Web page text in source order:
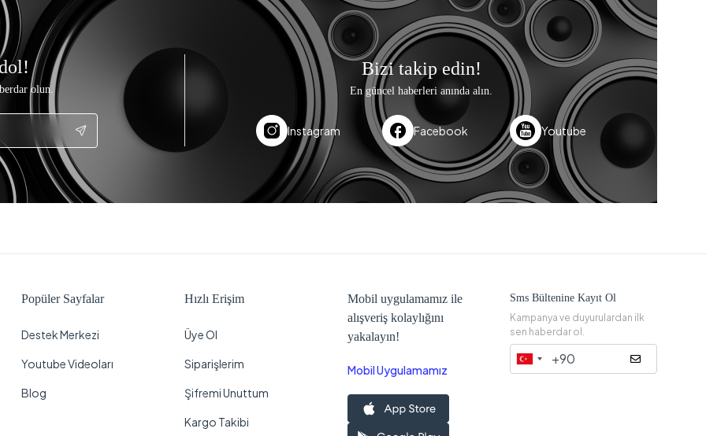
olun.
Bizi takip edin!
En güncel haberleri anında alın.
Instagram Facebook Youtube
Popüler Sayfalar
Destek Merkezi
Youtube Videoları
Blog
Hızlı Erişim
Üye Ol
Siparişlerim
Şifremi Unuttum
Kargo Takibi
Mobil uygulamamız ile
alışveriş kolaylığını
yakalayın!
Mobil Uygulamamız
Sms Bültenine Kayıt Ol
Kampanya ve duyurulardan ilk
sen haberdar ol.